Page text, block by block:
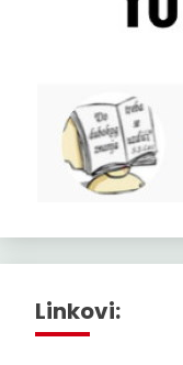
Linkovi: